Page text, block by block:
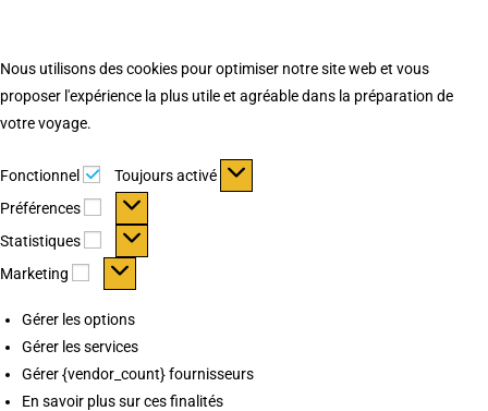
Nous utilisons des cookies pour optimiser notre site web et vous
proposer l'expérience la plus utile et agréable dans la préparation de
votre voyage.
Fonctionnel Fonctionnel
Toujours activé
Préférences
Préférences
Statistiques Statistiques
Marketing Marketing
Gérer les options
Gérer les services
Gérer {vendor_count} fournisseurs
En savoir plus sur ces finalités